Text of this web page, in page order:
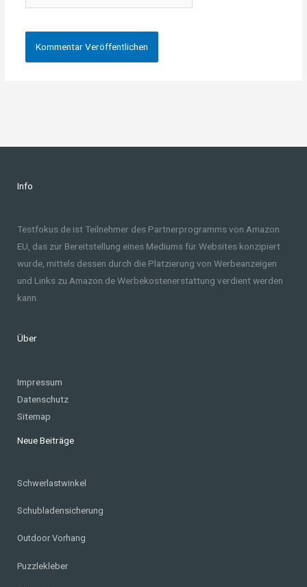
Info
Testfokus.de ist Teilnehmer des Partnerprogramms von Amazon
EU, das zur Bereitstellung eines Mediums für Websites konzipiert
wurde, mittels dessen durch die Platzierung von Werbeanzeigen
und Links zu Amazon.de Werbekostenerstattung verdient werden
kann.
Über
Impressum
Datenschutz
Sitemap
Neue Beiträge
Schwerlastwinkel
Schubladensicherung
Outdoor Vorhang
Puzzlekleber